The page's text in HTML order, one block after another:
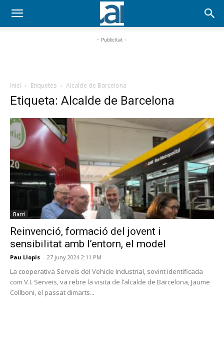
- Publicitat -
Inici Etiquetes Alcalde de Barcelona
Etiqueta: Alcalde de Barcelona
Barri
Reinvenció, formació del jovent i
sensibilitat amb l’entorn, el model
Pau Llopis - 27 juny 2024 2:11 PM
La cooperativa Serveis del Vehicle Industrial, sovint identificada
com V.I. Serveis, va rebre la visita de l’alcalde de Barcelona, Jaume
Collboni, el passat dimarts...